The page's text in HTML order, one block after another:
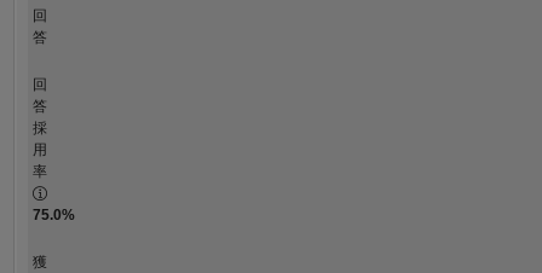
回
答
回
答
採
用
率
75.0%
獲